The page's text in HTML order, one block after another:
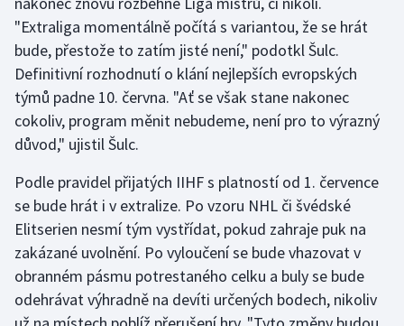
Ragby
Rychlobruslení
Rychlostní kanoistika
Short track
Sportovní střelba
Stolní tenis
Triatlon
Veslování
"Extraliga momentálně počítá s variantou, že se hrát
bude, přestože to zatím jisté není," podotkl Šulc.
Definitivní rozhodnutí o klání nejlepších evropských
týmů padne 10. června. "Ať se však stane nakonec
cokoliv, program měnit nebudeme, není pro to výrazný
důvod," ujistil Šulc.
Podle pravidel přijatých IIHF s platností od 1. července
se bude hrát i v extralize. Po vzoru NHL či švédské
Elitserien nesmí tým vystřídat, pokud zahraje puk na
zakázané uvolnění. Po vyloučení se bude vhazovat v
obranném pásmu potrestaného celku a buly se bude
odehrávat výhradně na devíti určených bodech, nikoliv